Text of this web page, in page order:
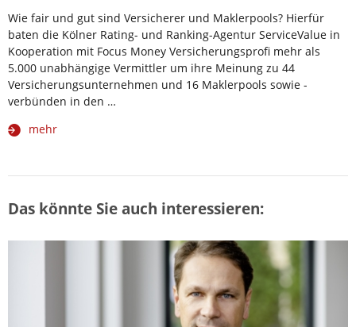
Wie fair und gut sind Versicherer und Maklerpools? Hierfür
baten die Kölner Rating- und Ranking-Agentur ServiceValue in
Kooperation mit Focus Money Versicherungsprofi mehr als
5.000 unabhängige Vermittler um ihre Meinung zu 44
Versicherungsunternehmen und 16 Maklerpools sowie -
verbünden in den …
mehr
Das könnte Sie auch interessieren: